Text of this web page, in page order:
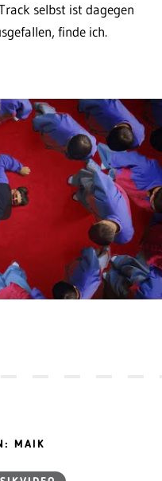
selbst ist dagegen
finde ich.
MAIK